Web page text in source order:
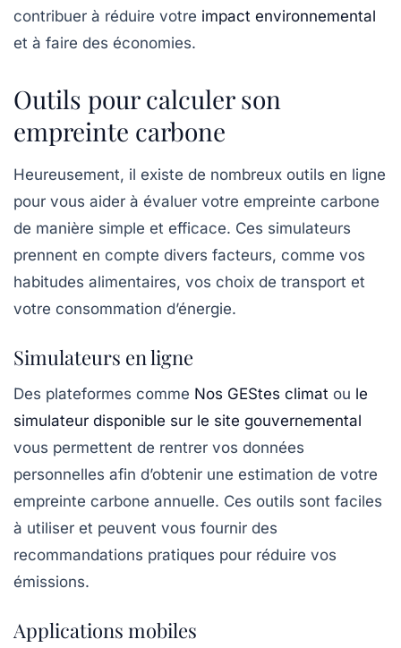
contribuer à réduire votre impact environnemental
et à faire des économies.
Outils pour calculer son
empreinte carbone
Heureusement, il existe de nombreux outils en ligne
pour vous aider à évaluer votre empreinte carbone
de manière simple et efficace. Ces simulateurs
prennent en compte divers facteurs, comme vos
habitudes alimentaires, vos choix de transport et
votre consommation d’énergie.
Simulateurs en ligne
Des plateformes comme Nos GEStes climat ou le
simulateur disponible sur le site gouvernemental
vous permettent de rentrer vos données
personnelles afin d’obtenir une estimation de votre
empreinte carbone annuelle. Ces outils sont faciles
à utiliser et peuvent vous fournir des
recommandations pratiques pour réduire vos
émissions.
Applications mobiles